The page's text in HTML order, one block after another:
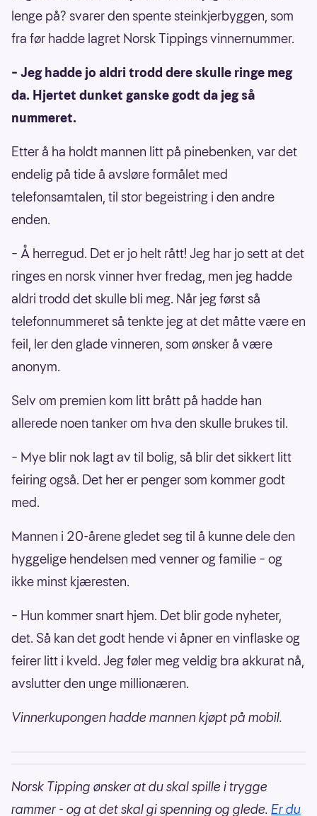
lenge på? svarer den spente steinkjerbyggen, som
fra før hadde lagret Norsk Tippings vinnernummer.
– Jeg hadde jo aldri trodd dere skulle ringe meg
da. Hjertet dunket ganske godt da jeg så
nummeret.
Etter å ha holdt mannen litt på pinebenken, var det
endelig på tide å avsløre formålet med
telefonsamtalen, til stor begeistring i den andre
enden.
– Å herregud. Det er jo helt rått! Jeg har jo sett at det
ringes en norsk vinner hver fredag, men jeg hadde
aldri trodd det skulle bli meg. Når jeg først så
telefonnummeret så tenkte jeg at det måtte være en
feil, ler den glade vinneren, som ønsker å være
anonym.
Selv om premien kom litt brått på hadde han
allerede noen tanker om hva den skulle brukes til.
– Mye blir nok lagt av til bolig, så blir det sikkert litt
feiring også. Det her er penger som kommer godt
med.
Mannen i 20-årene gledet seg til å kunne dele den
hyggelige hendelsen med venner og familie – og
ikke minst kjæresten.
– Hun kommer snart hjem. Det blir gode nyheter,
det. Så kan det godt hende vi åpner en vinflaske og
feirer litt i kveld. Jeg føler meg veldig bra akkurat nå,
avslutter den unge millionæren.
Vinnerkupongen hadde mannen kjøpt på mobil.
Norsk Tipping ønsker at du skal spille i trygge
rammer - og at det skal gi spenning og glede. Er du